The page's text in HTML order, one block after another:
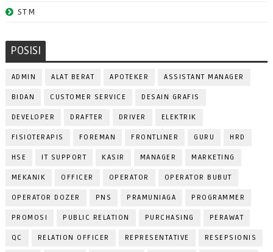
STM
POSISI
ADMIN ALAT BERAT APOTEKER ASSISTANT MANAGER
BIDAN CUSTOMER SERVICE DESAIN GRAFIS
DEVELOPER DRAFTER DRIVER ELEKTRIK
FISIOTERAPIS FOREMAN FRONTLINER GURU HRD
HSE IT SUPPORT KASIR MANAGER MARKETING
MEKANIK OFFICER OPERATOR OPERATOR BUBUT
OPERATOR DOZER PNS PRAMUNIAGA PROGRAMMER
PROMOSI PUBLIC RELATION PURCHASING PERAWAT
QC RELATION OFFICER REPRESENTATIVE RESEPSIONIS